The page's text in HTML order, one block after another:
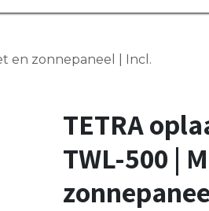
en zonnepaneel | Incl.
TETRA
TWL-500 |